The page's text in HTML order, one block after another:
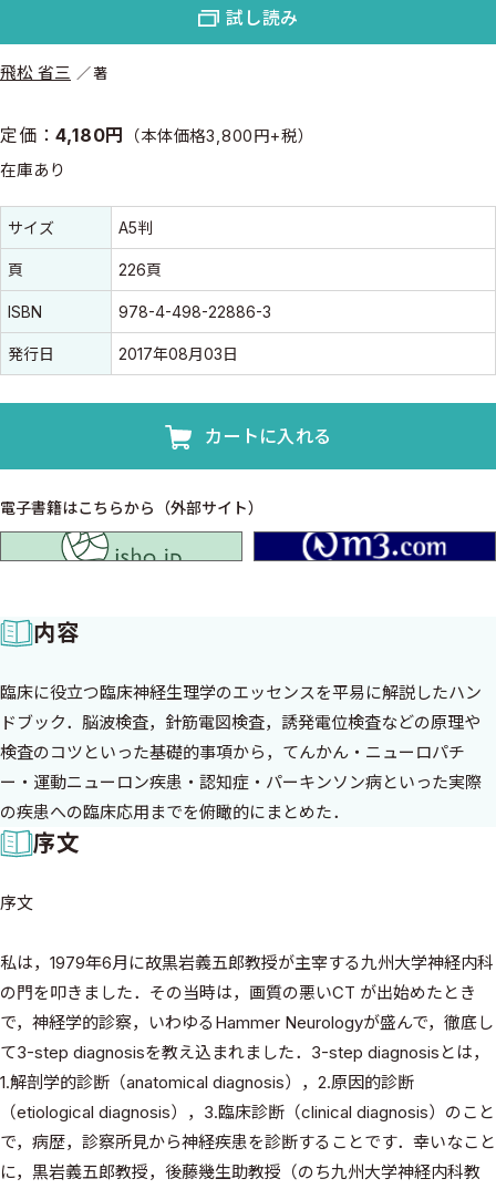
飛松 省三 著
定価：4,180円 （本体価格3,800円+税）
在庫あり
書誌情報
書誌情報
サイズ A5判
頁 226頁
ISBN 978-4-498-22886-3
発行日 2017年08月03日
カートに入れる
電子書籍はこちらから（外部サイト）
試し読み
内容
臨床に役立つ臨床神経生理学のエッセンスを平易に解説したハン
ドブック．脳波検査，針筋電図検査，誘発電位検査などの原理や
検査のコツといった基礎的事項から，てんかん・ニューロパチ
ー・運動ニューロン疾患・認知症・パーキンソン病といった実際
の疾患への臨床応用までを俯瞰的にまとめた．
序文
序文
私は，1979年6月に故黒岩義五郎教授が主宰する九州大学神経内科
の門を叩きました．その当時は，画質の悪いCT が出始めたとき
で，神経学的診察，いわゆるHammer Neurologyが盛んで，徹底し
て3-step diagnosisを教え込まれました．3-step diagnosisとは，
1.解剖学的診断（anatomical diagnosis），2.原因的診断
（etiological diagnosis），3.臨床診断（clinical diagnosis）のこと
で，病歴，診察所見から神経疾患を診断することです．幸いなこと
に，黒岩義五郎教授，後藤幾生助教授（のち九州大学神経内科教